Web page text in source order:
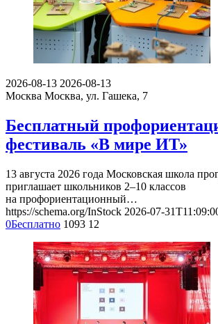
2026-08-13 2026-08-13
Москва Москва, ул. Гашека, 7
Бесплатный
фестиваль «В мире ИТ»
13 августа 2026 года Московская школа
приглашает школьников 2–10 классов
на профориентационный…
https://schema.org/InStock 2026-07-
0Бесплатно 1093 12